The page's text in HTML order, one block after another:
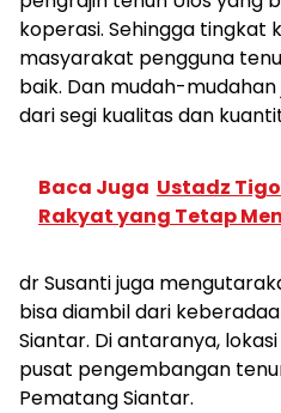
koperasi. Sehingga tingkat
masyarakat pengguna
baik. Dan mudah-
dari segi kualitas dan
Baca Juga Ustadz
Rakyat yang Tetap
dr Susanti juga
bisa diambil dari
Siantar. Di antaranya,
pusat pengembangan
Pematang Siantar.